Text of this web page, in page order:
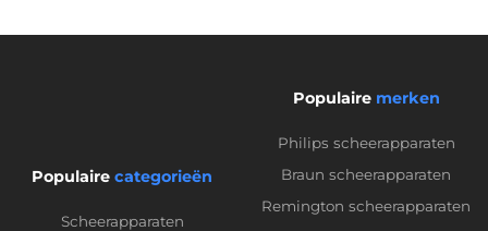
Populaire categorieën
Scheerapparaten
Populaire merken
Philips scheerapparaten
Braun scheerapparaten
Remington scheerapparaten